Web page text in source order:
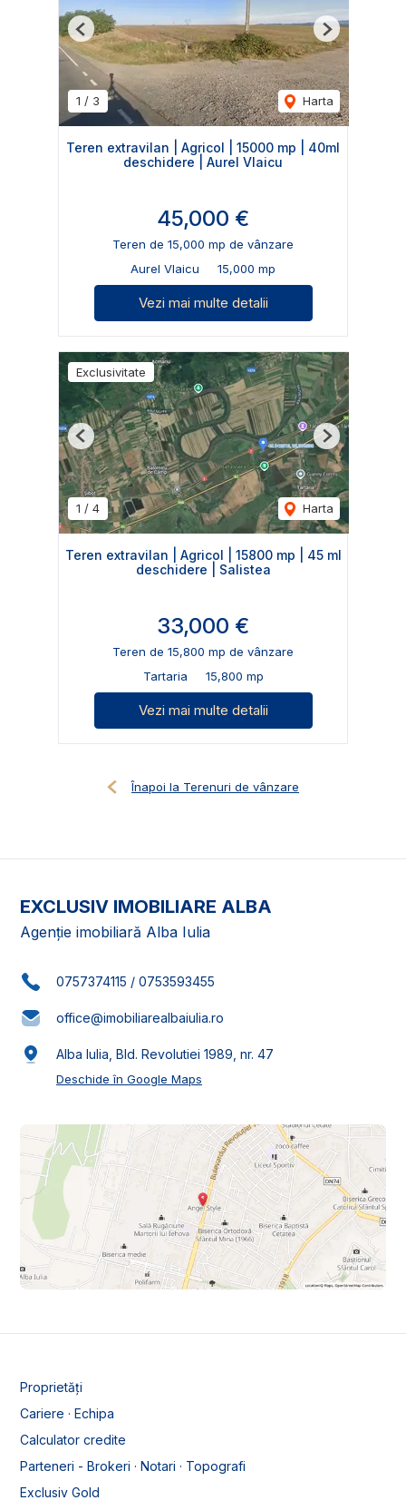
1 / 3 Harta
Previous Next
Teren extravilan | Agricol | 15000 mp | 40ml
deschidere | Aurel Vlaicu
45,000 €
Teren de 15,000 mp de vânzare
Aurel Vlaicu
15,000 mp
Vezi mai multe detalii
Exclusivitate
1 / 4 Harta
Previous Next
Teren extravilan | Agricol | 15800 mp | 45 ml
deschidere | Salistea
33,000 €
Teren de 15,800 mp de vânzare
Tartaria
15,800 mp
Vezi mai multe detalii
Înapoi la Terenuri de vânzare
EXCLUSIV IMOBILIARE ALBA
Agenție imobiliară Alba Iulia
0757374115 / 0753593455
office@imobiliarealbaiulia.ro
Alba Iulia, Bld. Revolutiei 1989, nr. 47
Deschide în Google Maps
Proprietăți
Cariere · Echipa
Calculator credite
Parteneri - Brokeri · Notari · Topografi
Exclusiv Gold